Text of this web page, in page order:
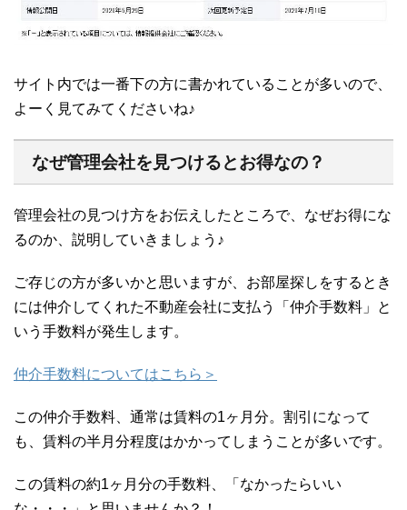
サイト内では一番下の方に書かれていることが多いので、
よーく見てみてくださいね♪
なぜ管理会社を見つけるとお得なの？
管理会社の見つけ方をお伝えしたところで、なぜお得にな
るのか、説明していきましょう♪
ご存じの方が多いかと思いますが、お部屋探しをするとき
には仲介してくれた不動産会社に支払う「仲介手数料」と
いう手数料が発生します。
仲介手数料についてはこちら＞
この仲介手数料、通常は賃料の1ヶ月分。割引になって
も、賃料の半月分程度はかかってしまうことが多いです。
この賃料の約1ヶ月分の手数料、「なかったらいい